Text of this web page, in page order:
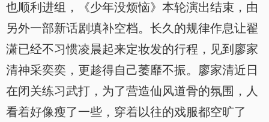
也顺利进组，《少年没烦恼》本轮演出结束，由
另外一部新话剧填补空档。长久的规律作息让翟
潇已经不习惯凌晨起来定妆发的行程，见到廖家
清神采奕奕，更趁得自己萎靡不振。廖家清近日
在闭关练习武打，为了营造仙风道骨的氛围，人
看着好像瘦了一些，穿着以往的戏服都空旷了